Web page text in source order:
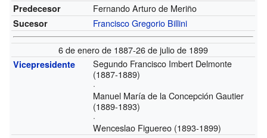
Predecesor Fernando Arturo de Meriño
Sucesor Francisco Gregorio Billini
6 de enero de 1887-26 de julio de 1899
Vicepresidente
Segundo Francisco Imbert Delmonte
(1887-1889)
·
Manuel María de la Concepción Gautier
(1889-1893)
·
Wenceslao Figuereo (1893-1899)